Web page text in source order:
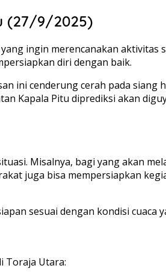
(27/9/2025)
ingin merencanakan aktivitas
diri dengan baik.
ini cenderung cerah pada
Kapala Pitu diprediksi akan
Misalnya, bagi yang akan
juga bisa mempersiapkan
sesuai dengan kondisi cuaca
Toraja Utara: